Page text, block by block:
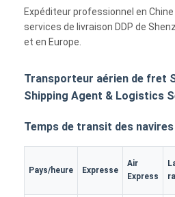
Expéditeur professionnel en
services de livraison DDP de
et en Europe.
Transporteur aérien de fret
Shipping Agent & Logistics
Temps de transit des navires
Pays/heure Expresse
Air
Express